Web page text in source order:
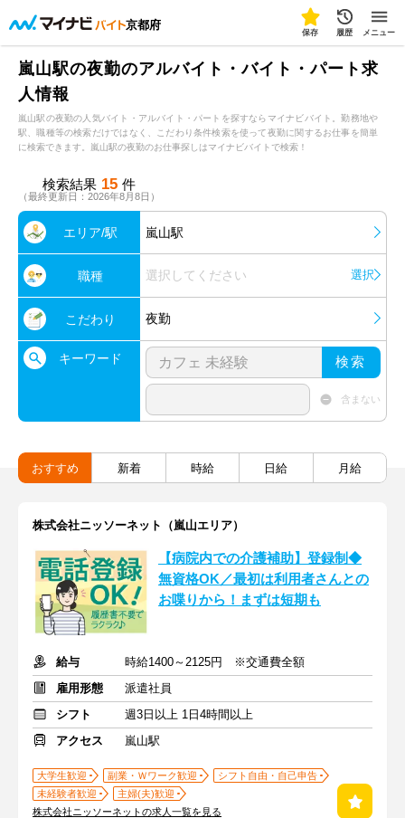
京都府
保存 履歴 メニュー
嵐山駅の夜勤のアルバイト・バイト・パート求
人情報
嵐山駅の夜勤の人気バイト・アルバイト・パートを探すならマイナビバイト。勤務地や
駅、職種等の検索だけではなく、こだわり条件検索を使って夜勤に関するお仕事を簡単
に検索できます。嵐山駅の夜勤のお仕事探しはマイナビバイトで検索！
検索結果 15 件
（最終更新日：2026年8月8日）
エリア/駅 嵐山駅
職種 選択してください 選択
こだわり 夜勤
キーワード 検索
含まない
おすすめ 新着 時給 日給 月給
株式会社ニッソーネット（嵐山エリア）
【病院内での介護補助】登録制◆
無資格OK／最初は利用者さんとの
お喋りから！まずは短期も
給与
時給1400～2125円 ※交通費全額
雇用形態
派遣社員
シフト
週3日以上 1日4時間以上
アクセス
嵐山駅
大学生歓迎 副業・Ｗワーク歓迎
シフト自由・自己申告
未経験者歓迎
主婦(夫)歓迎
株式会社ニッソーネットの求人一覧を見る